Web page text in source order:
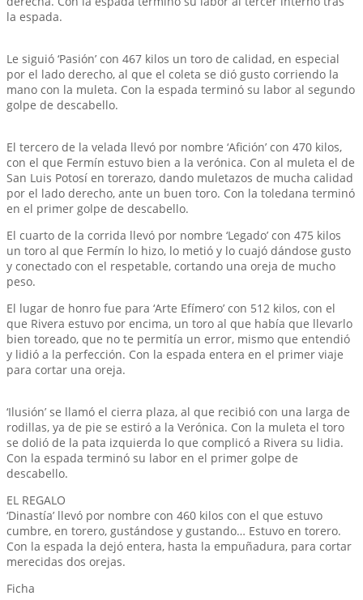
la espada.
Le siguió ‘Pasión’ con 467 kilos un toro de calidad, en especial
por el lado derecho, al que el coleta se dió gusto corriendo la
mano con la muleta. Con la espada terminó su labor al segundo
golpe de descabello.
El tercero de la velada llevó por nombre ‘Afición’ con 470 kilos,
con el que Fermín estuvo bien a la verónica. Con al muleta el de
San Luis Potosí en torerazo, dando muletazos de mucha calidad
por el lado derecho, ante un buen toro. Con la toledana terminó
en el primer golpe de descabello.
El cuarto de la corrida llevó por nombre ‘Legado’ con 475 kilos
un toro al que Fermín lo hizo, lo metió y lo cuajó dándose gusto
y conectado con el respetable, cortando una oreja de mucho
peso.
El lugar de honro fue para ‘Arte Efímero’ con 512 kilos, con el
que Rivera estuvo por encima, un toro al que había que llevarlo
bien toreado, que no te permitía un error, mismo que entendió
y lidió a la perfección. Con la espada entera en el primer viaje
para cortar una oreja.
‘Ilusión’ se llamó el cierra plaza, al que recibió con una larga de
rodillas, ya de pie se estiró a la Verónica. Con la muleta el toro
se dolió de la pata izquierda lo que complicó a Rivera su lidia.
Con la espada terminó su labor en el primer golpe de
descabello.
EL REGALO
‘Dinastía’ llevó por nombre con 460 kilos con el que estuvo
cumbre, en torero, gustándose y gustando… Estuvo en torero.
Con la espada la dejó entera, hasta la empuñadura, para cortar
merecidas dos orejas.
Ficha